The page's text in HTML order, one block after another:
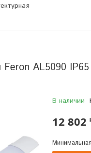
AL5090
В наличии
12 802